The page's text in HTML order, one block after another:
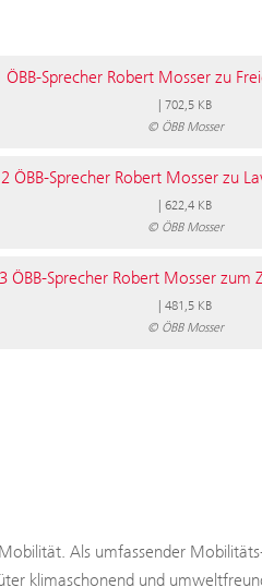
ÖBB-Sprecher Robert Mosser zu
|702,5 KB
© ÖBB Mosser
ÖBB-Sprecher Robert Mosser zu
|622,4 KB
© ÖBB Mosser
ÖBB-Sprecher Robert Mosser zum
|481,5 KB
© ÖBB Mosser
Als umfassender
klimaschonend und